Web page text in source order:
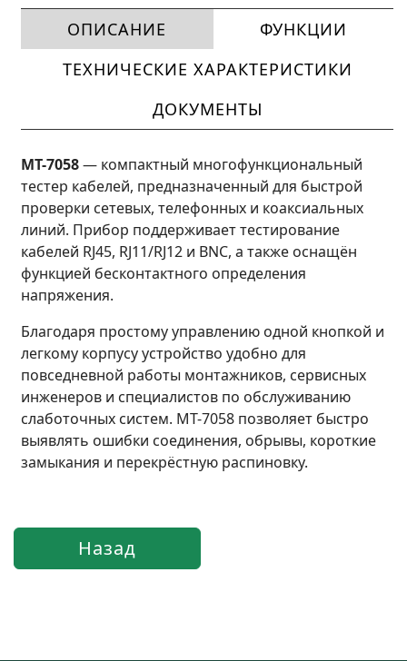
ОПИСАНИЕ
ФУНКЦИИ
ТЕХНИЧЕСКИЕ ХАРАКТЕРИСТИКИ
ДОКУМЕНТЫ
MT-7058— компактный многофункциональный
тестер кабелей, предназначенный для быстрой
проверки сетевых, телефонных и коаксиальных
линий. Прибор поддерживает тестирование
кабелей RJ45, RJ11/RJ12 и BNC, а также оснащён
функцией бесконтактного определения
напряжения.
Благодаря простому управлению одной кнопкой и
легкому корпусу устройство удобно для
повседневной работы монтажников, сервисных
инженеров и специалистов по обслуживанию
слаботочных систем. MT-7058 позволяет быстро
выявлять ошибки соединения, обрывы, короткие
замыкания и перекрёстную распиновку.